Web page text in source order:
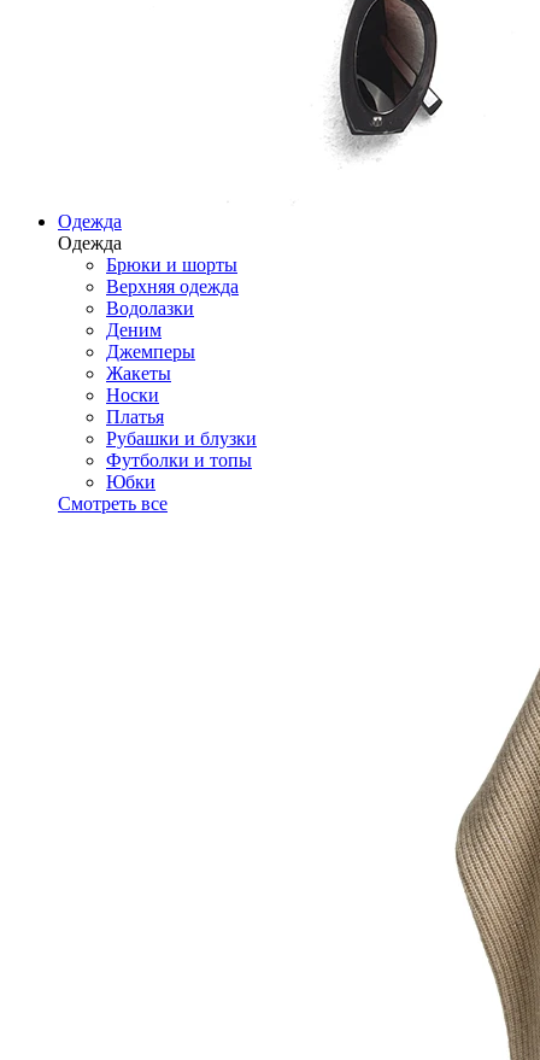
Одежда
Одежда
Брюки и шорты
Верхняя одежда
Водолазки
Деним
Джемперы
Жакеты
Носки
Платья
Рубашки и блузки
Футболки и топы
Юбки
Смотреть все